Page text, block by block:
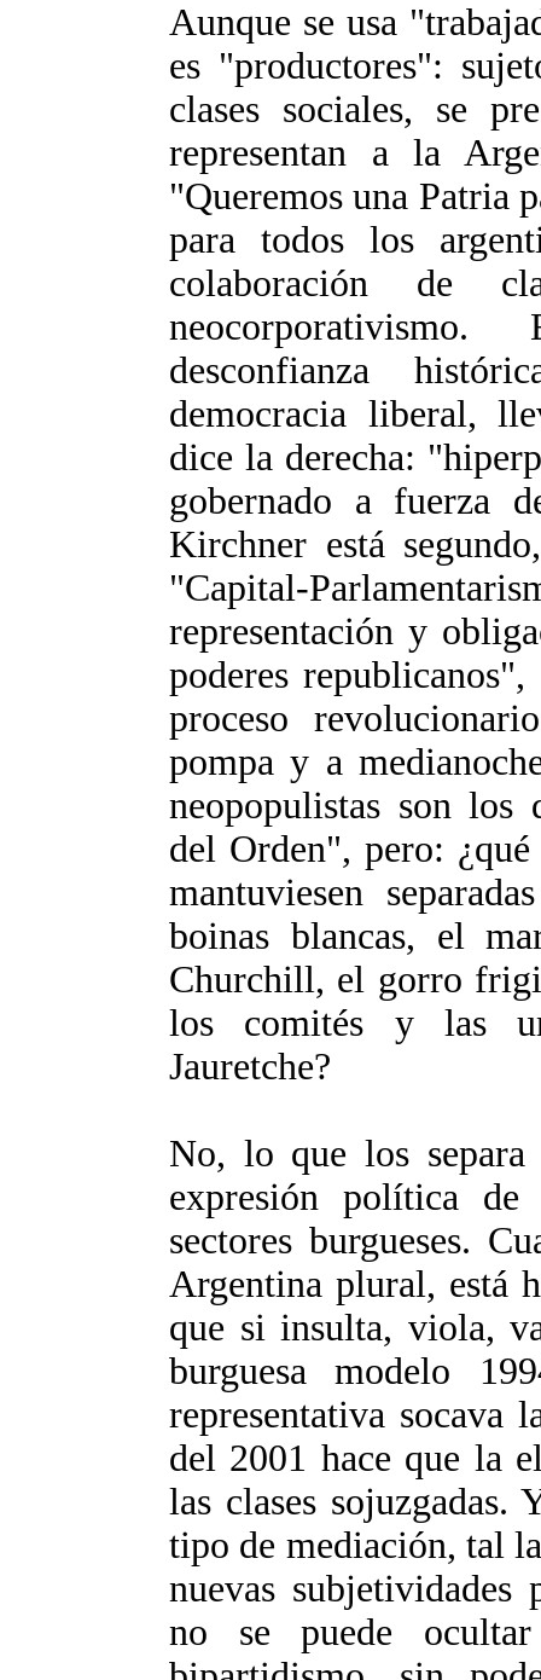
Aunque se usa
es "productores":
clases sociales, se
representan a la
"Queremos una Patria
para todos los
colaboración de
desconfianza
democracia liberal,
dice la derecha:
gobernado a fuerza
Kirchner está
"Capital-
representación y
poderes
proceso
pompa y a
neopopulistas son los
del Orden", pero: ¿qué
mantuviesen
boinas blancas, el
Churchill, el gorro
los comités y las
Jauretche?
No, lo que los separa
expresión política
sectores burgueses.
Argentina plural, está
que si insulta, viola,
burguesa modelo
representativa socava
del 2001 hace que la
las clases sojuzgadas.
tipo de mediación, tal
nuevas
no se puede